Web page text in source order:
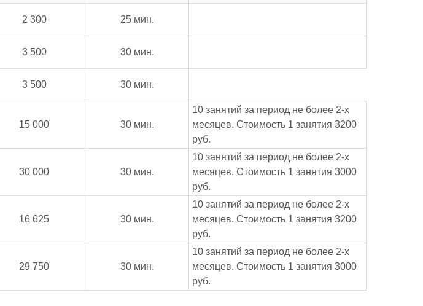
2 300 25 мин.
3 500 30 мин.
3 500 30 мин.
15 000 30 мин.
10 занятий за период не более 2-х
месяцев. Стоимость 1 занятия 3200
руб.
30 000 30 мин.
10 занятий за период не более 2-х
месяцев. Стоимость 1 занятия 3000
руб.
16 625 30 мин.
10 занятий за период не более 2-х
месяцев. Стоимость 1 занятия 3200
руб.
29 750 30 мин.
10 занятий за период не более 2-х
месяцев. Стоимость 1 занятия 3000
руб.